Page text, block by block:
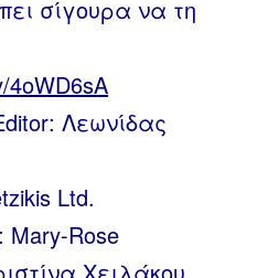
σίγουρα να τη
4oWD6sA
Λεωνίδας
Ltd.
Mary-Rose
Χειλάκου,